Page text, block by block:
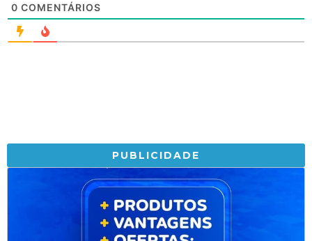
0 COMENTÁRIOS
PUBLICIDADE